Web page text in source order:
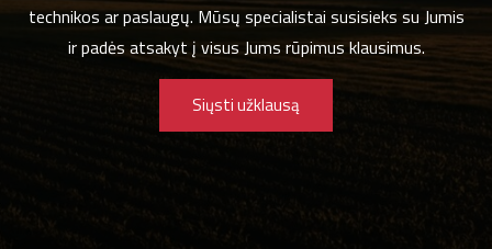
technikos ar paslaugų. Mūsų specialistai susisieks su Jumis
ir padės atsakyt į visus Jums rūpimus klausimus.
Siųsti užklausą